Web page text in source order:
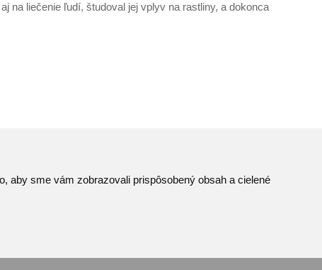
aby sme vám zobrazovali prispôsobený obsah a cielené
na liečenie ľudí, študoval jej vplyv na rastliny, a dokonca